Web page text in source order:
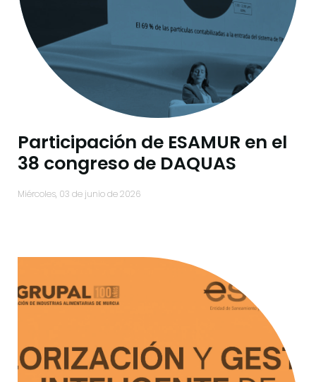
Participación de ESAMUR en el
38 congreso de DAQUAS
miércoles, 03 de junio de 2026